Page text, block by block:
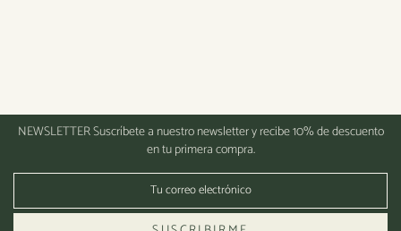
NEWSLETTERSuscríbete a nuestro newsletter y recibe 10% de descuento
en tu primera compra.